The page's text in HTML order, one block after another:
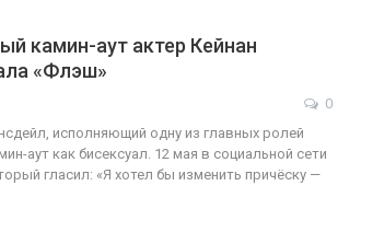
камин-аут актер Кейнан
«Флэш»
0
исполняющий одну из главных ролей
аут как бисексуал. 12 мая в социальной сети
гласил: «Я хотел бы изменить причёску —
ФОТО
В Берлине отпраздновали